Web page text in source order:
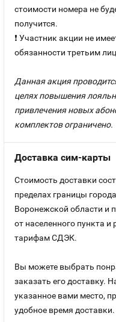
стоимости номера не
получится.
❗ Участник акции не
обязанности третьим
Данная акция
целях повышения
привлечения новых
комплектов ограничено.
Доставка сим-карты
Стоимость доставки
пределах границы
Воронежской области и
от населенного пункта
тарифам СДЭК.
Вы можете выбрать
заказать его доставку.
указанное вами место,
удобное время доставки.